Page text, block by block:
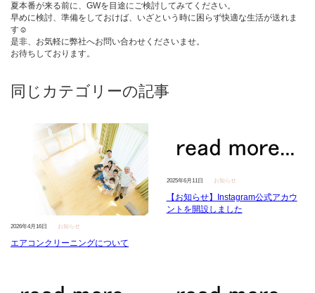
夏本番が来る前に、GWを目途にご検討してみてください。
早めに検討、準備をしておけば、いざという時に困らず快適な生活が送れま
す☺
是非、お気軽に弊社へお問い合わせくださいませ。
お待ちしております。
同じカテゴリーの記事
2026年4月16日 お知らせ
エアコンクリーニングについて
2025年6月11日 お知らせ
【お知らせ】Instagram公式アカウ
ントを開設しました